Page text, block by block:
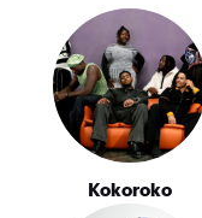
Kokoroko